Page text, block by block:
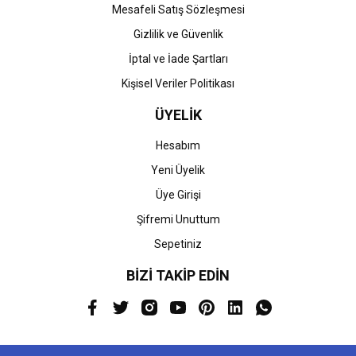
Mesafeli Satış Sözleşmesi
Gizlilik ve Güvenlik
İptal ve İade Şartları
Kişisel Veriler Politikası
ÜYELİK
Hesabım
Yeni Üyelik
Üye Girişi
Şifremi Unuttum
Sepetiniz
BİZİ TAKİP EDİN